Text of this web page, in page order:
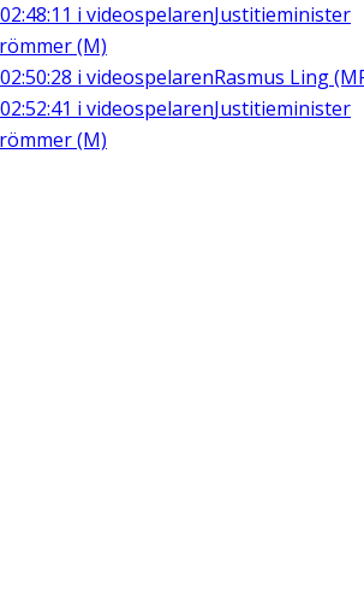
02:48:11 i videospelarenJustitieminister
(M)
02:50:28 i videospelarenRasmus Ling
02:52:41 i videospelarenJustitieminister
(M)